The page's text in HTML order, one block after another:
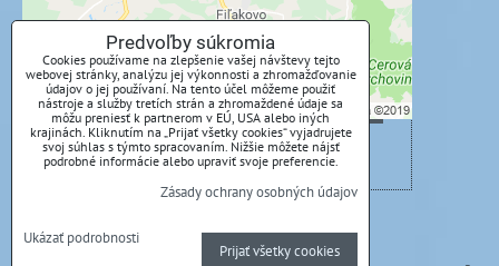
Povoliť tentokrát
Povoliť a zapamätať - súhlas s druhom cookie:
Funkčné
Otvoriť obsah v novom okne
Predvoľby súkromia
Cookies používame na zlepšenie vašej návštevy tejto
webovej stránky, analýzu jej výkonnosti a zhromažďovanie
údajov o jej používaní. Na tento účel môžeme použiť
nástroje a služby tretích strán a zhromaždené údaje sa
môžu preniesť k partnerom v EÚ, USA alebo iných
krajinách. Kliknutím na „Prijať všetky cookies“ vyjadrujete
svoj súhlas s týmto spracovaním. Nižšie môžete nájsť
podrobné informácie alebo upraviť svoje preferencie.
Zásady ochrany osobných údajov
Ukázať podrobnosti
Prijať všetky cookies